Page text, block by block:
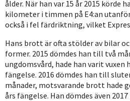
ålder. När han var 15 år 2015 körde
kilometer i timmen på E4:an
också i fel färdriktning, vilket
Hans brott är ofta stölder av bilar
former. 2015 dömdes han till två
ungdomsvård, hade han varit
fängelse. 2016 dömdes han till
månader, motsvarande brott hade
års fängelse. Han dömdes även